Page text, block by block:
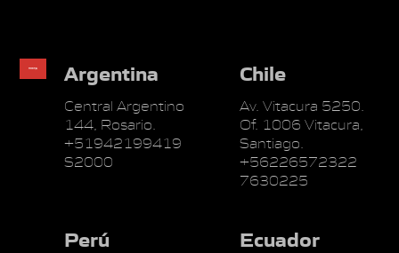
Argentina
Central Argentino
144, Rosario.
+51942199419
S2000
Chile
Av. Vitacura 5250.
Of. 1006 Vitacura,
Santiago.
+56226572322
7630225
Perú Ecuador